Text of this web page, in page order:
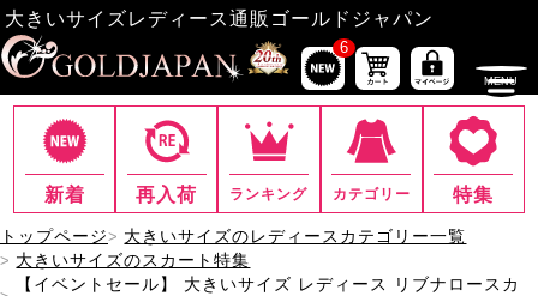
大きいサイズレディース通販ゴールドジャパン
6
新着 再入荷 ランキング カテゴリー 特集
トップページ
大きいサイズのレディースカテゴリー一覧
大きいサイズのスカート特集
【イベントセール】 大きいサイズ レディース リブナロースカ